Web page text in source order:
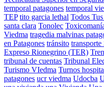
temporal patagones temporal
TEP tito garcia lethal Todos
santa clara Tonolec
Viedma tragedia malvinas
en Patagones tránsito transporte
Expreso Rionegrino (TER)
tribunal de cuentas Tribunal
Turismo VIedma Turnos
patagones ucr viedma Udocba